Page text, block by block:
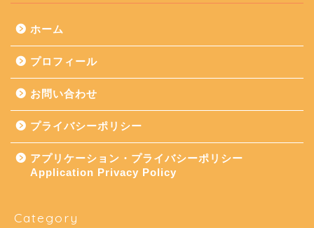
ホーム
プロフィール
お問い合わせ
プライバシーポリシー
アプリケーション・プライバシーポリシー
Application Privacy Policy
Category